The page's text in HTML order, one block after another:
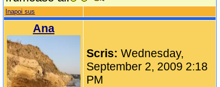
Inapoi sus
Ana
Scris:Wednesday,
September 2, 2009 2:18
PM